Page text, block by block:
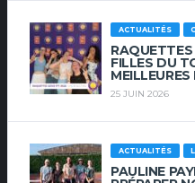
ACTUALITÉS
FILLES DU
25 JUIN 2026
ACTUALITÉS
PAULINE